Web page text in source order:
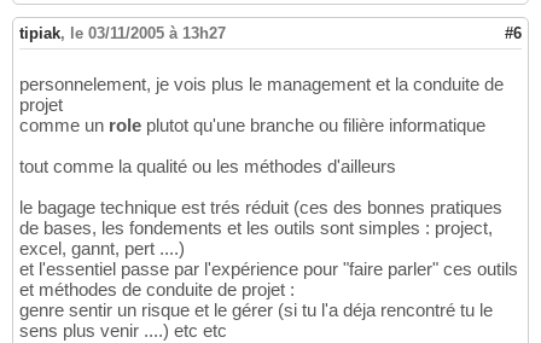
tipiak, le 03/11/2005 à 13h27 #6
personnelement, je vois plus le management et la conduite de
projet
comme un role plutot qu'une branche ou filière informatique
tout comme la qualité ou les méthodes d'ailleurs
le bagage technique est trés réduit (ces des bonnes pratiques
de bases, les fondements et les outils sont simples : project,
excel, gannt, pert ....)
et l'essentiel passe par l'expérience pour "faire parler" ces outils
et méthodes de conduite de projet :
genre sentir un risque et le gérer (si tu l'a déja rencontré tu le
sens plus venir ....) etc etc